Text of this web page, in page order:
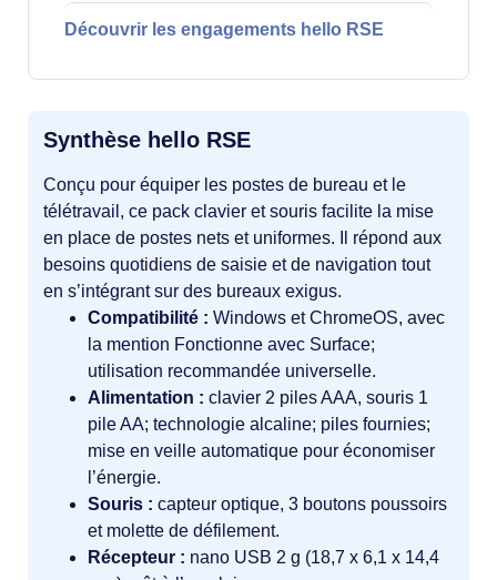
Découvrir les engagements hello RSE
Synthèse hello RSE
Conçu pour équiper les postes de bureau et le
télétravail, ce pack clavier et souris facilite la mise
en place de postes nets et uniformes. Il répond aux
besoins quotidiens de saisie et de navigation tout
en s’intégrant sur des bureaux exigus.
Compatibilité : Windows et ChromeOS, avec
la mention Fonctionne avec Surface;
utilisation recommandée universelle.
Alimentation : clavier 2 piles AAA, souris 1
pile AA; technologie alcaline; piles fournies;
mise en veille automatique pour économiser
l’énergie.
Souris : capteur optique, 3 boutons poussoirs
et molette de défilement.
Récepteur : nano USB 2 g (18,7 x 6,1 x 14,4